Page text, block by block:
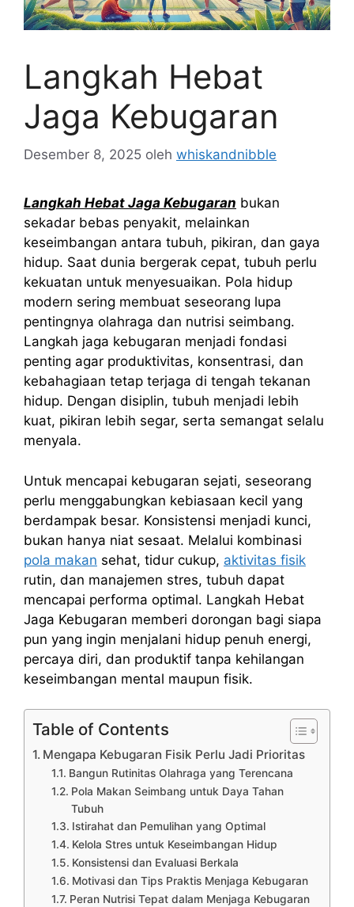
Langkah Hebat
Jaga Kebugaran
Desember 8, 2025 oleh whiskandnibble
Langkah Hebat Jaga Kebugaran bukan
sekadar bebas penyakit, melainkan
keseimbangan antara tubuh, pikiran, dan gaya
hidup. Saat dunia bergerak cepat, tubuh perlu
kekuatan untuk menyesuaikan. Pola hidup
modern sering membuat seseorang lupa
pentingnya olahraga dan nutrisi seimbang.
Langkah jaga kebugaran menjadi fondasi
penting agar produktivitas, konsentrasi, dan
kebahagiaan tetap terjaga di tengah tekanan
hidup. Dengan disiplin, tubuh menjadi lebih
kuat, pikiran lebih segar, serta semangat selalu
menyala.
Untuk mencapai kebugaran sejati, seseorang
perlu menggabungkan kebiasaan kecil yang
berdampak besar. Konsistensi menjadi kunci,
bukan hanya niat sesaat. Melalui kombinasi
pola makan sehat, tidur cukup, aktivitas fisik
rutin, dan manajemen stres, tubuh dapat
mencapai performa optimal. Langkah Hebat
Jaga Kebugaran memberi dorongan bagi siapa
pun yang ingin menjalani hidup penuh energi,
percaya diri, dan produktif tanpa kehilangan
keseimbangan mental maupun fisik.
Table of Contents
Mengapa Kebugaran Fisik Perlu Jadi Prioritas
Bangun Rutinitas Olahraga yang Terencana
Pola Makan Seimbang untuk Daya Tahan
Tubuh
Istirahat dan Pemulihan yang Optimal
Kelola Stres untuk Keseimbangan Hidup
Konsistensi dan Evaluasi Berkala
Motivasi dan Tips Praktis Menjaga Kebugaran
Peran Nutrisi Tepat dalam Menjaga Kebugaran